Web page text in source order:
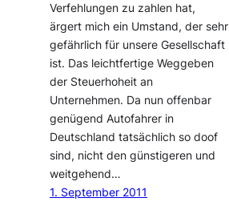
Verfehlungen zu zahlen hat,
ärgert mich ein Umstand, der sehr
gefährlich für unsere Gesellschaft
ist. Das leichtfertige Weggeben
der Steuerhoheit an
Unternehmen. Da nun offenbar
genügend Autofahrer in
Deutschland tatsächlich so doof
sind, nicht den günstigeren und
weitgehend…
1. September 2011